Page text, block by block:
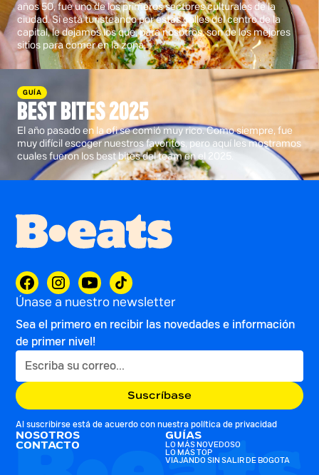
años 50, fue uno de los primeros sectores culturales de la
ciudad. Si está turisteando por estas calles del centro de la
capital, le dejamos los que, para nosotros, son de los mejores
sitios para comer en la zona.
GUÍA
BEST BITES 2025
El año pasado en la ofi se comió muy rico. Como siempre, fue
muy difícil escoger nuestros favoritos, pero aquí les mostramos
cuales fueron los best bites del team en el 2025.
Únase a nuestro newsletter
Sea el primero en recibir las novedades e información
de primer nivel!
Al suscribirse está de acuerdo con nuestrapolítica de privacidad
NOSOTROS
CONTACTO
GUÍAS
LO MÁS NOVEDOSO
LO MÁS TOP
VIAJANDO SIN SALIR DE BOGOTA